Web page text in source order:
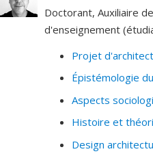
cherche à construire
considérés non
projet et d'enrichir la
Latek est également
(institut Arts Cultures
l'Institut de recherche
(IRHA), organisme
Doctorant, Auxiliaire
d'enseignement
Projet
Épistémologie
Aspects
Histoire et
Design